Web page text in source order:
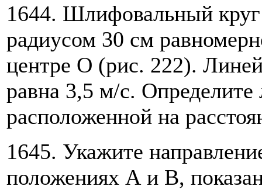
1644. Шлифовальный круг
радиусом 30 см
центре О (рис. 222).
равна 3,5 м/с.
расположенной на
1645. Укажите
положениях А и В,